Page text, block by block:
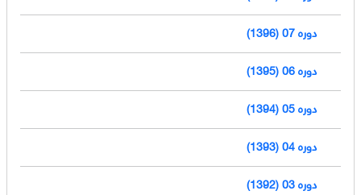
دوره 07 (1396)
دوره 06 (1395)
دوره 05 (1394)
دوره 04 (1393)
دوره 03 (1392)